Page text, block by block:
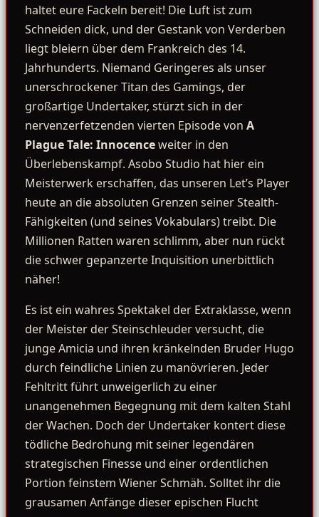
haltet eure Fackeln bereit! Die Luft ist zum
Schneiden dick, und der Gestank von Verderben
liegt bleiern über dem Frankreich des 14.
Jahrhunderts. Niemand Geringeres als unser
unerschrockener Titan des Gamings, der
großartige Undertaker, stürzt sich in der
nervenzerfetzenden vierten Episode von A
Plague Tale: Innocenceweiter in den
Überlebenskampf. Asobo Studio hat hier ein
Meisterwerk erschaffen, das unseren Let’s Player
heute an die absoluten Grenzen seiner Stealth-
Fähigkeiten (und seines Vokabulars) treibt. Die
Millionen Ratten waren schlimm, aber nun rückt
die schwer gepanzerte Inquisition unerbittlich
näher!
Es ist ein wahres Spektakel der Extraklasse, wenn
der Meister der Steinschleuder versucht, die
junge Amicia und ihren kränkelnden Bruder Hugo
durch feindliche Linien zu manövrieren. Jeder
Fehltritt führt unweigerlich zu einer
unangenehmen Begegnung mit dem kalten Stahl
der Wachen. Doch der Undertaker kontert diese
tödliche Bedrohung mit seiner legendären
strategischen Finesse und einer ordentlichen
Portion feinstem Wiener Schmäh. Solltet ihr die
grausamen Anfänge dieser epischen Flucht